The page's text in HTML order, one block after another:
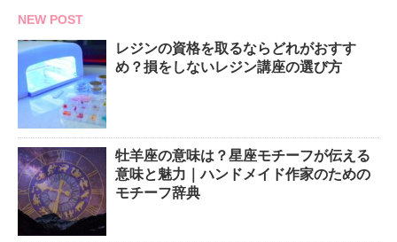
NEW POST
レジンの資格を取るならどれがおすす
め？損をしないレジン講座の選び方
牡羊座の意味は？星座モチーフが伝える
意味と魅力｜ハンドメイド作家のための
モチーフ辞典